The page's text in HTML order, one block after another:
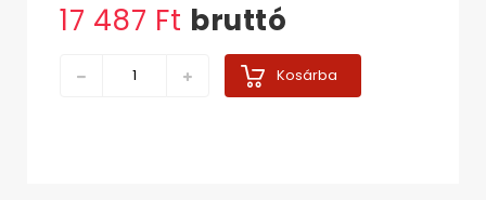
17 487 Ft‎ bruttó
Kosárba